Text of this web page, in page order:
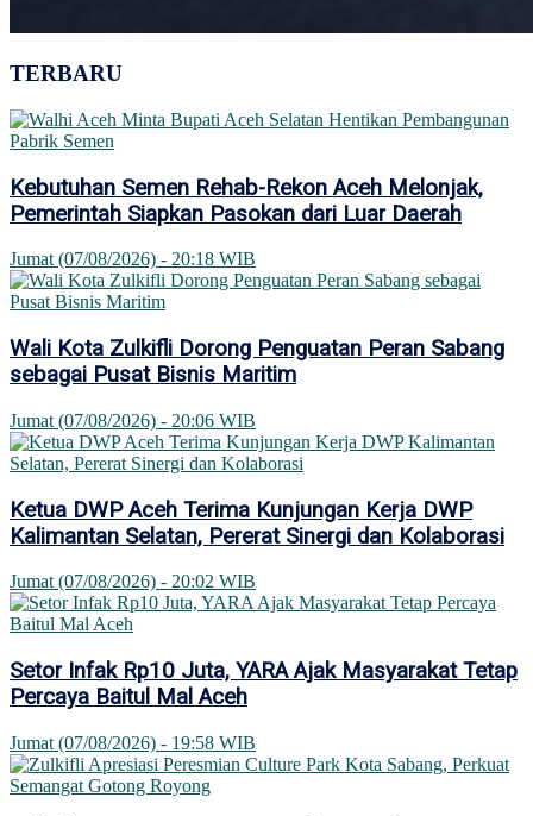
TERBARU
Kebutuhan Semen Rehab-Rekon Aceh Melonjak,
Pemerintah Siapkan Pasokan dari Luar Daerah
Jumat (07/08/2026) - 20:18 WIB
Wali Kota Zulkifli Dorong Penguatan Peran Sabang
sebagai Pusat Bisnis Maritim
Jumat (07/08/2026) - 20:06 WIB
Ketua DWP Aceh Terima Kunjungan Kerja DWP
Kalimantan Selatan, Pererat Sinergi dan Kolaborasi
Jumat (07/08/2026) - 20:02 WIB
Setor Infak Rp10 Juta, YARA Ajak Masyarakat Tetap
Percaya Baitul Mal Aceh
Jumat (07/08/2026) - 19:58 WIB